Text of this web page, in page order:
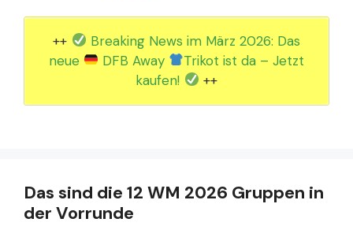
++
Breaking News im März 2026: Das
neue
DFB Away
Trikot ist da – Jetzt
kaufen!
++
Das sind die 12 WM 2026 Gruppen in
der Vorrunde